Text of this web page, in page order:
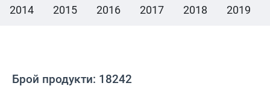
2014 2015 2016 2017 2018 2019
Брой продукти: 18242